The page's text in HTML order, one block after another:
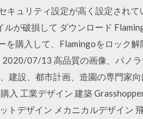
キュリティ設定が高く設定され
ルが破損して ダウンロード
を購入して、Flamingoをロック
07/13 高品質の画像、パノ
建設、都市計画、造園の専門家
入 工業デザイン 建築
トデザイン メカニカルデザイン